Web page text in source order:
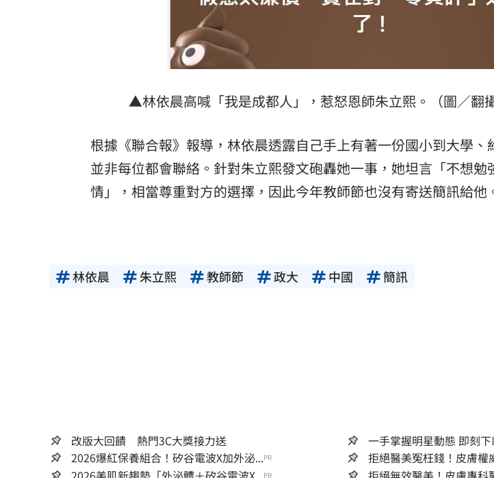
▲林依晨高喊「我是成都人」，惹怒恩師朱立熙。（圖／翻攝
根據《聯合報》報導，林依晨透露自己手上有著一份國小到大學、
並非每位都會聯絡。針對朱立熙發文砲轟她一事，她坦言「不想
情」，相當尊重對方的選擇，因此今年教師節也沒有寄送簡訊給他
林依晨 朱立熙 教師節 政大 中國 簡訊
改版大回饋 熱門3C大獎接力送
一手掌握明
2026爆紅保養組合！矽谷電波X加外泌...PR 拒絕醫美冤枉錢！皮膚權
PR